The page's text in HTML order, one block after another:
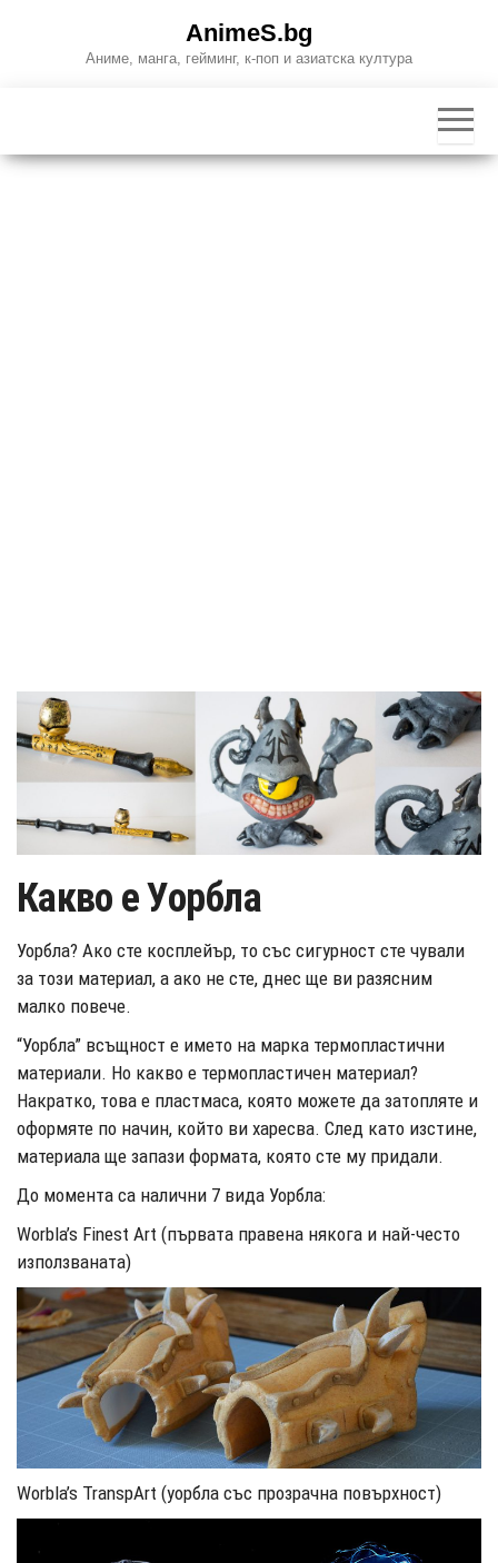
AnimeS.bg
Аниме, манга, гейминг, к-поп и азиатска култура
Какво е Уорбла
Уорбла? Ако сте косплейър, то със сигурност сте чували
за този материал, а ако не сте, днес ще ви разясним
малко повече.
“Уорбла” всъщност е името на марка термопластични
материали. Но какво е термопластичен материал?
Накратко, това е пластмаса, която можете да затопляте и
оформяте по начин, който ви харесва. След като изстине,
материала ще запази формата, която сте му придали.
До момента са налични 7 вида Уорбла:
Worbla’s Finest Art (първата правена някога и най-често
използваната)
Worbla’s TranspArt (уорбла със прозрачна повърхност)